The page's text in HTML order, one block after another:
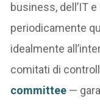
business, dell’IT
periodicamente
idealmente
comitati di
committee —